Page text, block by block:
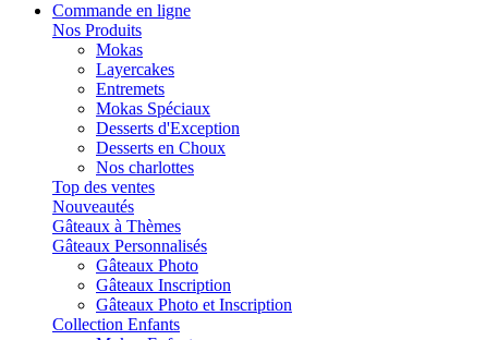
Commande en ligne
Nos Produits
Mokas
Layercakes
Entremets
Mokas Spéciaux
Desserts d'Exception
Desserts en Choux
Nos charlottes
Top des ventes
Nouveautés
Gâteaux à Thèmes
Gâteaux Personnalisés
Gâteaux Photo
Gâteaux Inscription
Gâteaux Photo et Inscription
Collection Enfants